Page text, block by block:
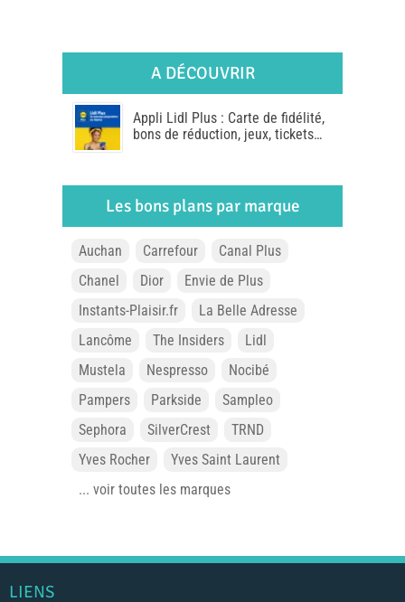
A DÉCOUVRIR
Appli Lidl Plus : Carte de fidélité,
bons de réduction, jeux, tickets…
Les bons plans par marque
Auchan Carrefour
Canal Plus
Chanel
Dior
Envie de Plus
Instants-Plaisir.fr
La Belle Adresse
Lancôme
The Insiders
Lidl
Mustela
Nespresso
Nocibé
Pampers
Parkside
Sampleo
Sephora
SilverCrest
TRND
Yves Rocher
Yves Saint Laurent
... voir toutes les marques
LIENS